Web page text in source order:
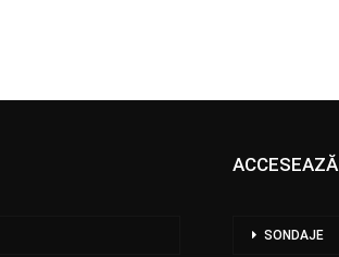
ACCESEAZĂ
SONDAJE